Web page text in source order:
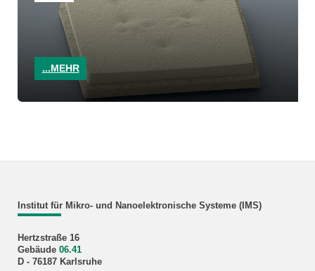
...MEHR
Institut für Mikro- und Nanoelektronische Systeme (IMS)
Hertzstraße 16
Gebäude 06.41
D - 76187 Karlsruhe